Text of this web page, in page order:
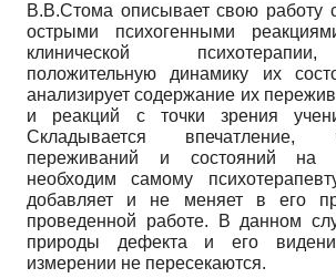
В.В.Стома описывает свою работу
острыми психогенными
клинической
положительную динамику их
анализирует содержание их
и реакций с точки зрения
Складывается
переживаний и состояний на
необходим самому
добавляет и не меняет в его
проведенной работе. В данном
природы дефекта и его
измерении не пересекаются.